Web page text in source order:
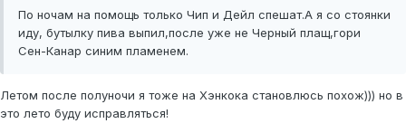
По ночам на помощь только Чип и Дейл спешат.А я со стоянки
иду, бутылку пива выпил,после уже не Черный плащ,гори
Сен-Канар синим пламенем.
Летом после полуночи я тоже на Хэнкока становлюсь похож))) но в
это лето буду исправляться!